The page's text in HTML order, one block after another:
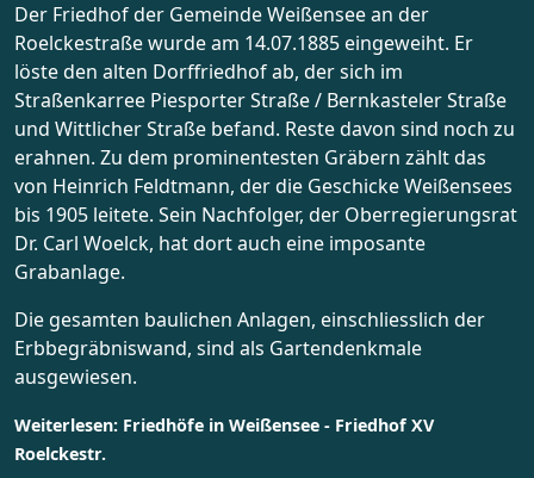
Der Friedhof der Gemeinde Weißensee an der
Roelckestraße wurde am 14.07.1885 eingeweiht. Er
löste den alten Dorffriedhof ab, der sich im
Straßenkarree Piesporter Straße / Bernkasteler Straße
und Wittlicher Straße befand. Reste davon sind noch zu
erahnen. Zu dem prominentesten Gräbern zählt das
von Heinrich Feldtmann, der die Geschicke Weißensees
bis 1905 leitete. Sein Nachfolger, der Oberregierungsrat
Dr. Carl Woelck, hat dort auch eine imposante
Grabanlage.
Die gesamten baulichen Anlagen, einschliesslich der
Erbbegräbniswand, sind als Gartendenkmale
ausgewiesen.
Weiterlesen: Friedhöfe in Weißensee - Friedhof XV
Roelckestr.